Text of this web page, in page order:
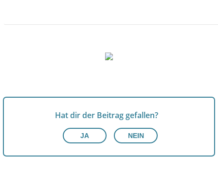
Hat dir der Beitrag gefallen?
JA NEIN